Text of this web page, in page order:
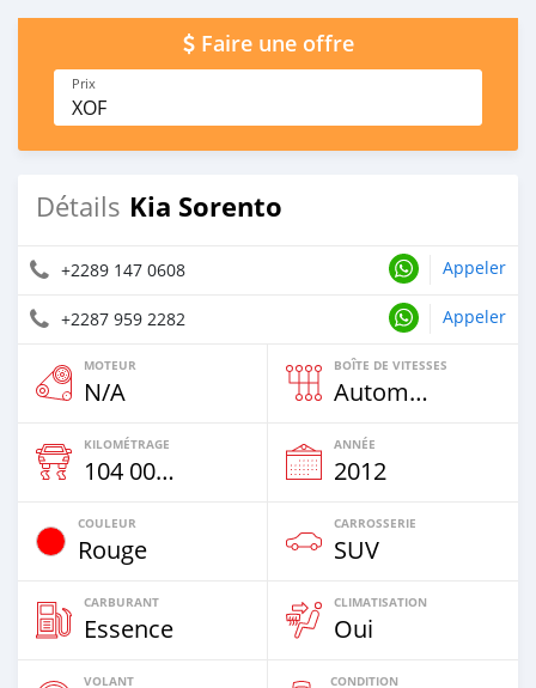
Faire une offre
Prix
XOF
Détails Kia Sorento
+2289 147 0608 Appeler
+2287 959 2282 Appeler
MOTEUR
N/A
BOÎTE DE VITESSES
Automatique
KILOMÉTRAGE
104 000 Km
ANNÉE
2012
COULEUR
Rouge
CARROSSERIE
SUV
CARBURANT
Essence
CLIMATISATION
Oui
VOLANT CONDITION